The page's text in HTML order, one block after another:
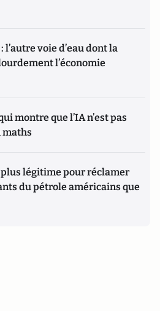
l’autre voie d’eau dont la
l’économie
montre que l’IA n’est pas
maths
légitime pour réclamer
du pétrole américains que